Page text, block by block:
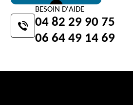
BESOIN D'AIDE
04 82 29 90 75
06 64 49 14 69